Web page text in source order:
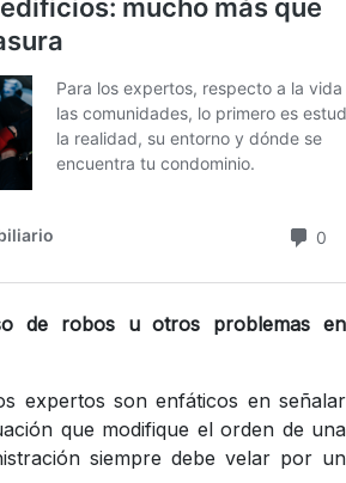
de robos u otros problemas en
expertos son enfáticos en señalar
que modifique el orden de una
siempre debe velar por un